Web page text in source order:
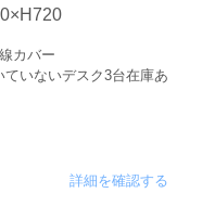
カバー
いないデスク3台在庫あ
詳細を確認する